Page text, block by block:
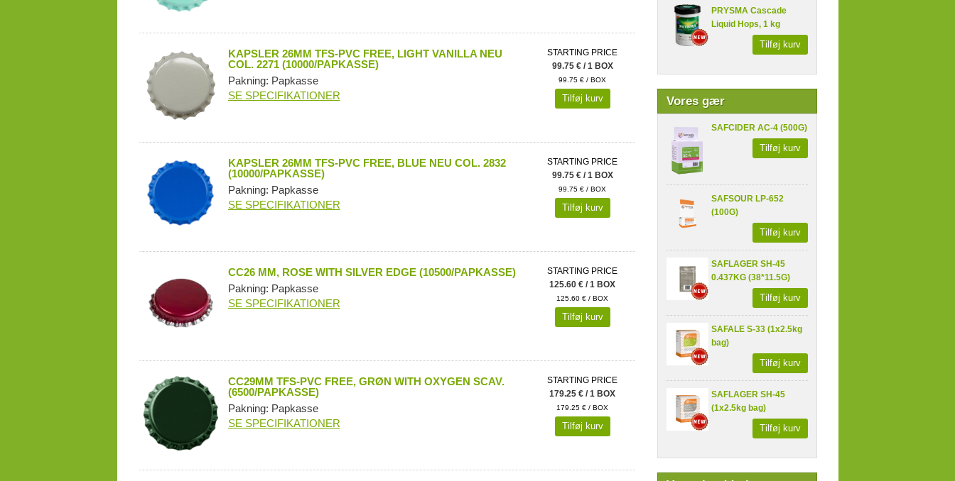
PRYSMA Cascade
Liquid Hops, 1 kg
Tilføj kurv
Vores gær
SAFCIDER AC-4 (500G)
Tilføj kurv
SAFSOUR LP-652
(100G)
Tilføj kurv
SAFLAGER SH-45
0.437KG (38*11.5G)
Tilføj kurv
SAFALE S-33 (1x2.5kg
bag)
Tilføj kurv
SAFLAGER SH-45
(1x2.5kg bag)
Tilføj kurv
KAPSLER 26MM TFS-PVC FREE, LIGHT VANILLA NEU
COL. 2271 (10000/PAPKASSE)
Pakning: Papkasse
SE SPECIFIKATIONER
STARTING PRICE
99.75 € / 1 BOX
99.75 € / BOX
Tilføj kurv
KAPSLER 26MM TFS-PVC FREE, BLUE NEU COL. 2832
(10000/PAPKASSE)
Pakning: Papkasse
SE SPECIFIKATIONER
STARTING PRICE
99.75 € / 1 BOX
99.75 € / BOX
Tilføj kurv
CC26 MM, ROSE WITH SILVER EDGE (10500/PAPKASSE)
Pakning: Papkasse
SE SPECIFIKATIONER
STARTING PRICE
125.60 € / 1 BOX
125.60 € / BOX
Tilføj kurv
CC29MM TFS-PVC FREE, GRØN WITH OXYGEN SCAV.
(6500/PAPKASSE)
Pakning: Papkasse
SE SPECIFIKATIONER
STARTING PRICE
179.25 € / 1 BOX
179.25 € / BOX
Tilføj kurv